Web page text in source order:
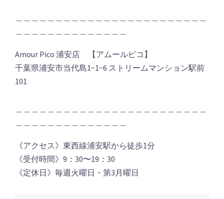
Amour Pico 浦安店 【アムールピコ】
千葉県浦安市当代島1−1−6 ストリームマンション駅前
101
《アクセス》東西線浦安駅から徒歩1分
《受付時間》9：30〜19：30
《定休日》毎週火曜日・第3月曜日